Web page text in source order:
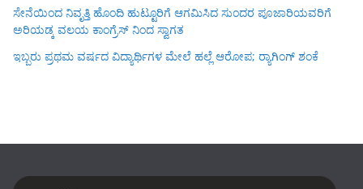
ಸೇನೆಯಿಂದ ನಿವೃತ್ತಿ ಹೊಂದಿ ಹುಟ್ಟೂರಿಗೆ ಆಗಮಿಸಿದ ಸುಂದರ ಪೂಜಾರಿಯವರಿಗೆ
ಅರಿಯಡ್ಕ ವಲಯ ಕಾಂಗ್ರೆಸ್ ನಿಂದ ಸ್ವಾಗತ
ಇಬ್ಬರು ಪ್ರಥಮ ವರ್ಷದ ವಿದ್ಯಾರ್ಥಿಗಳ ಮೇಲೆ ಹಲ್ಲೆ ಆರೋಪ; ರ‍್ಯಾಗಿಂಗ್ ಶಂಕೆ